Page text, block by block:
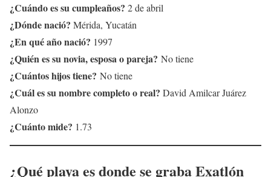
¿Cuándo es su cumpleaños? 2 de abril
¿Dónde nació? Mérida, Yucatán
¿En qué año nació? 1997
¿Quién es su novia, esposa o pareja? No tiene
¿Cuántos hijos tiene? No tiene
¿Cuál es su nombre completo o real? David Amilcar Juárez
Alonzo
¿Cuánto mide? 1.73
¿Qué playa es donde se graba Exatlón